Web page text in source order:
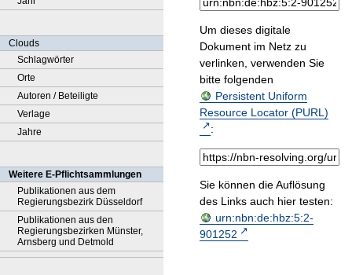
Clouds
Schlagwörter
Orte
Autoren / Beteiligte
Verlage
Jahre
Weitere E-Pflichtsammlungen
Publikationen aus dem
Regierungsbezirk Düsseldorf
Publikationen aus den
Regierungsbezirken Münster,
Arnsberg und Detmold
Um dieses digitale
Dokument im Netz zu
verlinken, verwenden Sie
bitte folgenden
Persistent Uniform
Resource Locator (PURL)
:
Sie können die Auflösung
des Links auch hier testen:
urn:nbn:de:hbz:5:2-
901252